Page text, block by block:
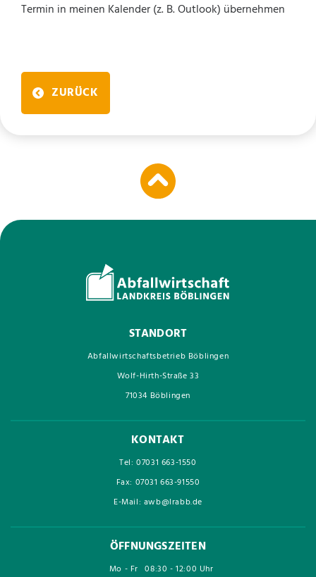
Termin in meinen Kalender (z. B. Outlook) übernehmen
ZURÜCK
STANDORT
Abfallwirtschaftsbetrieb Böblingen
Wolf-Hirth-Straße 33
71034 Böblingen
KONTAKT
Tel: 07031 663-1550
Fax: 07031 663-91550
E-Mail: awb@lrabb.de
ÖFFNUNGSZEITEN
Mo - Fr 08:30 - 12:00 Uhr